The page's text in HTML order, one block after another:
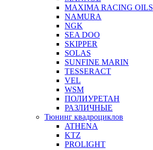
MAXIMA RACING OILS
NAMURA
NGK
SEA DOO
SKIPPER
SOLAS
SUNFINE MARIN
TESSERACT
VEL
WSM
ПОЛИУРЕТАН
РАЗЛИЧНЫЕ
Тюнинг квадроциклов
ATHENA
KTZ
PROLIGHT